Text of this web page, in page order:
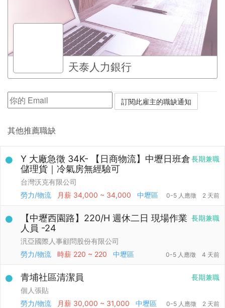
天泰人力銀行
其他推薦職缺
長期兼職
Y 大廠急徵 34K- 【日商物流】中壢日班倉
儲理貨｜冷氣房無經驗可
台灣沃克有限公司
勞力/物流
月薪 34,000 ~ 34,000 中壢區 0-5 人應徵 2 天前
長期兼職
【中壢西園路】220/H 週休二日 現場作業
人員 -24
汎亞國際人事顧問股份有限公司
勞力/物流
時薪 220 ~ 220 中壢區 0-5 人應徵 4 天前
長期兼職
青埔社區清潔員
個人張貼
勞力/物流
月薪 30,000 ~ 31,000 中壢區 0-5 人應徵 2 天前